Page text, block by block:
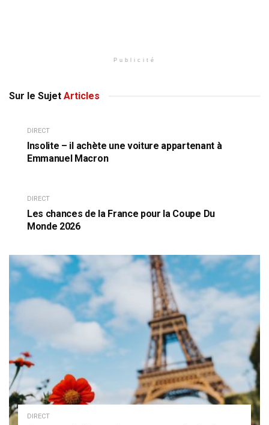
Publicité
Sur le Sujet Articles
DIRECT
Insolite – il achète une voiture appartenant à
Emmanuel Macron
DIRECT
Les chances de la France pour la Coupe Du
Monde 2026
DIRECT